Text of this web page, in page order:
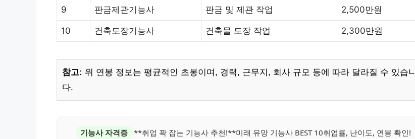
9 판금제관기능사 판금 및 제관 작업 2,500만원
10 건축도장기능사 건축물 도장 작업 2,300만원
참고: 위 연봉 정보는 평균적인 초봉이며, 경력, 근무지, 회사 규모 등에 따라 달라질 수 있습니
다.
기능사 자격증 **취업 꽉 잡는 기능사 추천!**미래 유망 기능사 BEST 10취업률, 난이도, 연봉 확인!